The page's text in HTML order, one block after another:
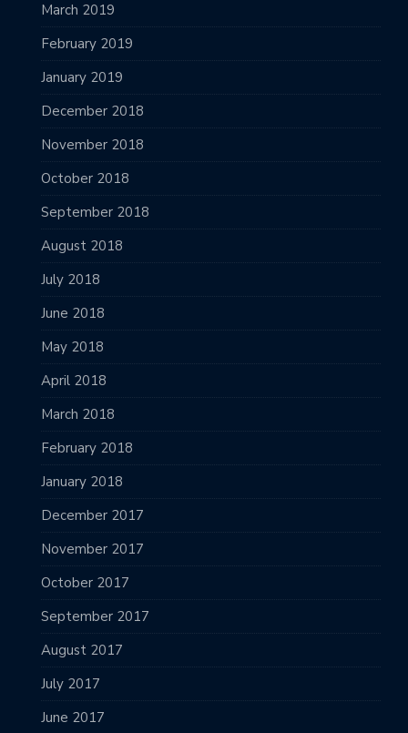
March 2019
February 2019
January 2019
December 2018
November 2018
October 2018
September 2018
August 2018
July 2018
June 2018
May 2018
April 2018
March 2018
February 2018
January 2018
December 2017
November 2017
October 2017
September 2017
August 2017
July 2017
June 2017